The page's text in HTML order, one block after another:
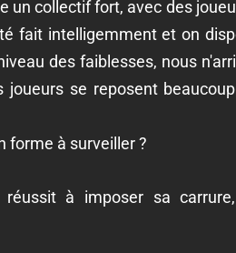
un collectif fort, avec des
fait intelligemment et on
des faiblesses, nous
joueurs se reposent
forme à surveiller ?
réussit à imposer sa